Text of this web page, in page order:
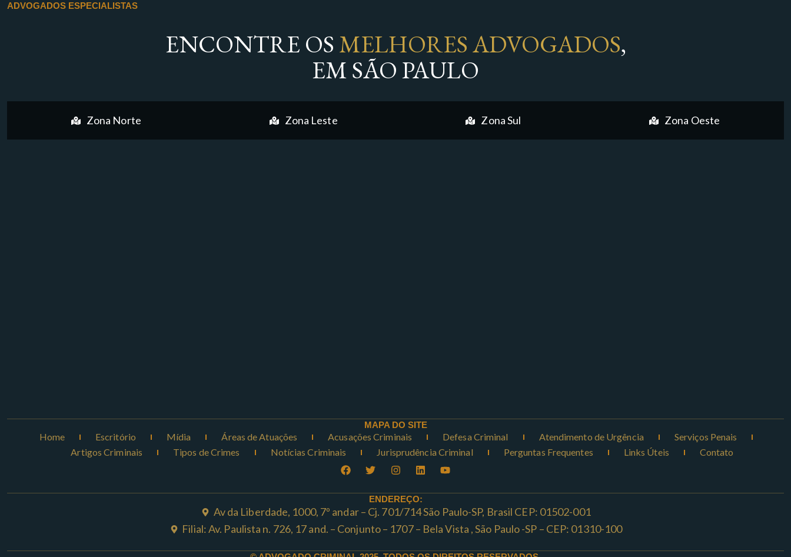
ADVOGADOS ESPECIALISTAS
ENCONTRE OS MELHORES ADVOGADOS,
EM SÃO PAULO
Zona Norte Zona Leste Zona Sul Zona Oeste
MAPA DO SITE
Home Escritório Mídia Áreas de Atuações Acusações Criminais Defesa Criminal Atendimento de Urgência
Serviços Penais
Artigos Criminais
Tipos de Crimes Notícias Criminais Jurisprudência Criminal Perguntas Frequentes Links Úteis Contato
ENDEREÇO:
Av da Liberdade, 1000, 7º andar – Cj. 701/714 São Paulo-SP, Brasil CEP: 01502-001
Filial: Av. Paulista n. 726, 17 and. – Conjunto – 1707 – Bela Vista , São Paulo -SP – CEP: 01310-100